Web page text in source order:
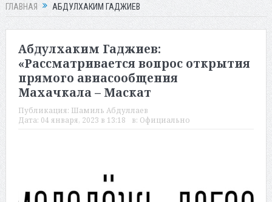
ГЛАВНАЯ АБДУЛХАКИМ ГАДЖИЕВ
Абдулхаким Гаджиев:
«Рассматривается вопрос открытия
прямого авиасообщения
Махачкала – Маскат
Публикация: Шамиль Абдуллаев
Дата: 04 января, 2023 в 13:18 в: Официально